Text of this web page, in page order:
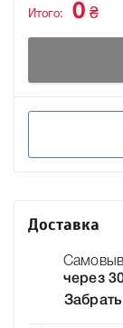
Итого: 0 ₴
Доставка
через